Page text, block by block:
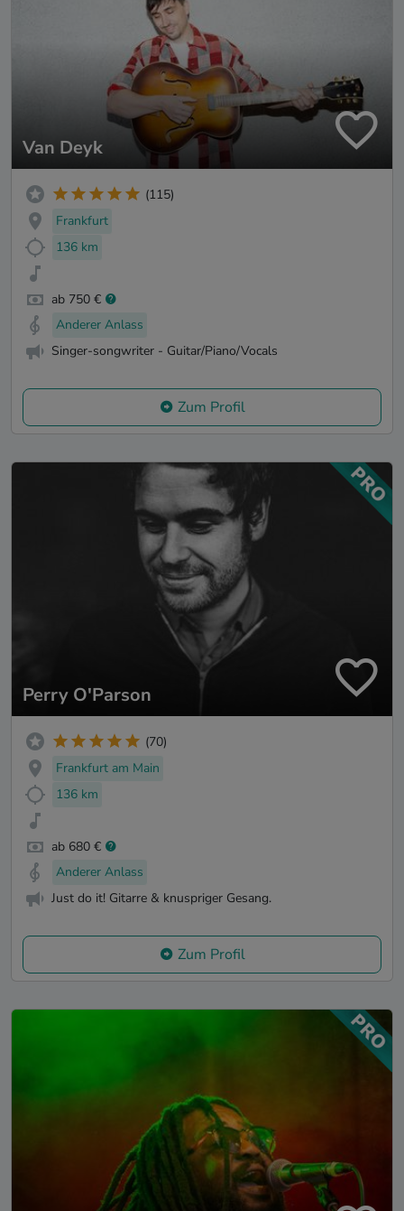
Van Deyk
(115)
Frankfurt
136 km
ab 750 €
Anderer Anlass
Singer-songwriter - Guitar/Piano/Vocals
Zum Profil
Perry O'Parson
(70)
Frankfurt am Main
136 km
ab 680 €
Anderer Anlass
Just do it! Gitarre & knuspriger Gesang.
Zum Profil